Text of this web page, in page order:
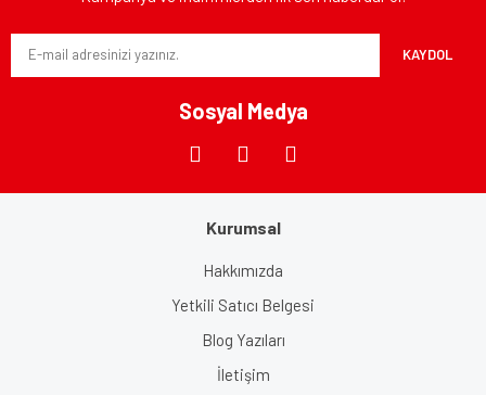
Ürün fiyatı diğer sitelerden daha pahalı.
Bu ürüne benzer farklı alternatifler olmalı.
KAYDOL
Sosyal Medya
Kurumsal
Hakkımızda
Yetkili Satıcı Belgesi
Blog Yazıları
İletişim